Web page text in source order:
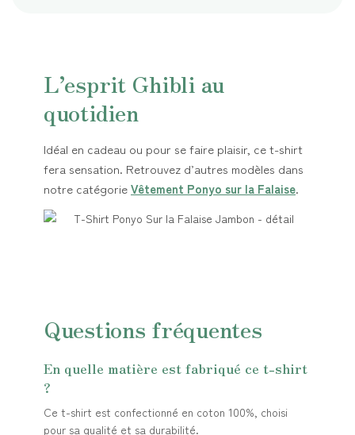
L’esprit Ghibli au
quotidien
Idéal en cadeau ou pour se faire plaisir, ce t-shirt
fera sensation. Retrouvez d’autres modèles dans
notre catégorieVêtement Ponyo sur la Falaise.
Questions fréquentes
En quelle matière est fabriqué ce t-shirt
?
Ce t-shirt est confectionné en coton 100%, choisi
pour sa qualité et sa durabilité.